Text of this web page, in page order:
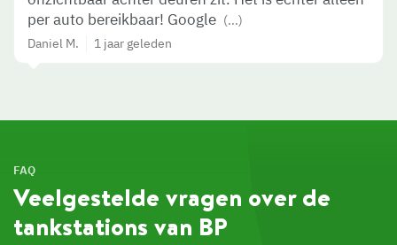
per auto bereikbaar! Google (...)
Daniel M.
1 jaar geleden
FAQ
Veelgestelde vragen over de
tankstations van BP